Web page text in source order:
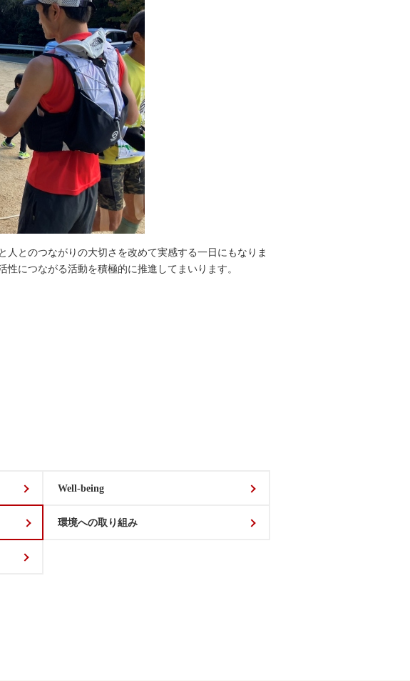
とのつながりの大切さを改めて実感する一日にもなりま
につながる活動を積極的に推進してまいります。
Well-being
環境への取り組み